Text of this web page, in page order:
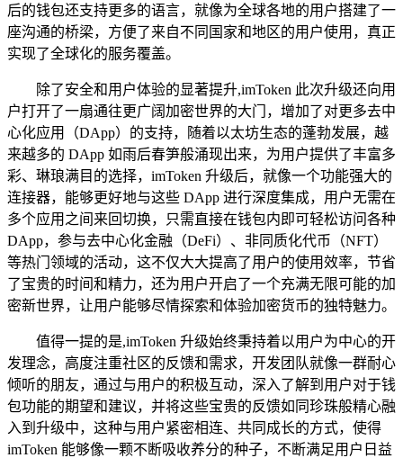
后的钱包还支持更多的语言，就像为全球各地的用户搭建了一
座沟通的桥梁，方便了来自不同国家和地区的用户使用，真正
实现了全球化的服务覆盖。
除了安全和用户体验的显著提升,imToken 此次升级还向用
户打开了一扇通往更广阔加密世界的大门，增加了对更多去中
心化应用（DApp）的支持，随着以太坊生态的蓬勃发展，越
来越多的 DApp 如雨后春笋般涌现出来，为用户提供了丰富多
彩、琳琅满目的选择，imToken 升级后，就像一个功能强大的
连接器，能够更好地与这些 DApp 进行深度集成，用户无需在
多个应用之间来回切换，只需直接在钱包内即可轻松访问各种
DApp，参与去中心化金融（DeFi）、非同质化代币（NFT）
等热门领域的活动，这不仅大大提高了用户的使用效率，节省
了宝贵的时间和精力，还为用户开启了一个充满无限可能的加
密新世界，让用户能够尽情探索和体验加密货币的独特魅力。
值得一提的是,imToken 升级始终秉持着以用户为中心的开
发理念，高度注重社区的反馈和需求，开发团队就像一群耐心
倾听的朋友，通过与用户的积极互动，深入了解到用户对于钱
包功能的期望和建议，并将这些宝贵的反馈如同珍珠般精心融
入到升级中，这种与用户紧密相连、共同成长的方式，使得
imToken 能够像一颗不断吸收养分的种子，不断满足用户日益